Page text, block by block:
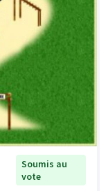
Soumis au
vote